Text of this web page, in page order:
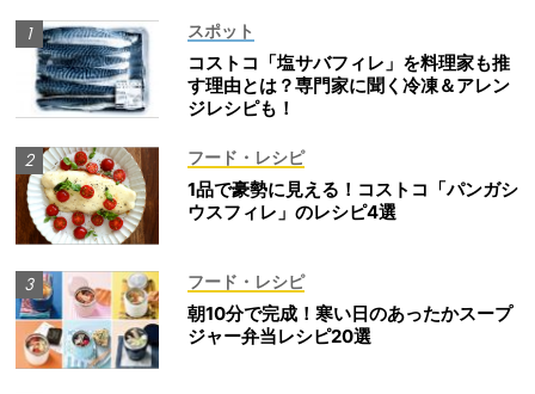
スポット
コストコ「塩サバフィレ」を料理家も推
す理由とは？専門家に聞く冷凍＆アレン
ジレシピも！
フード・レシピ
1品で豪勢に見える！コストコ「パンガシ
ウスフィレ」のレシピ4選
フード・レシピ
朝10分で完成！寒い日のあったかスープ
ジャー弁当レシピ20選